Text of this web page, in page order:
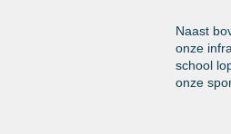
Naast
onze
school
onze